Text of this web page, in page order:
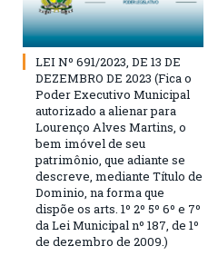
LEI Nº 691/2023, DE 13 DE
DEZEMBRO DE 2023 (Fica o
Poder Executivo Municipal
autorizado a alienar para
Lourenço Alves Martins, o
bem imóvel de seu
patrimônio, que adiante se
descreve, mediante Título de
Dominio, na forma que
dispõe os arts. 1º 2º 5º 6º e 7º
da Lei Municipal nº 187, de 1º
de dezembro de 2009.)